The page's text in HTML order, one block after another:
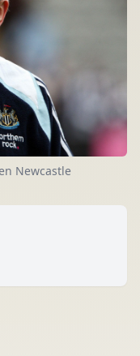
Newcastle